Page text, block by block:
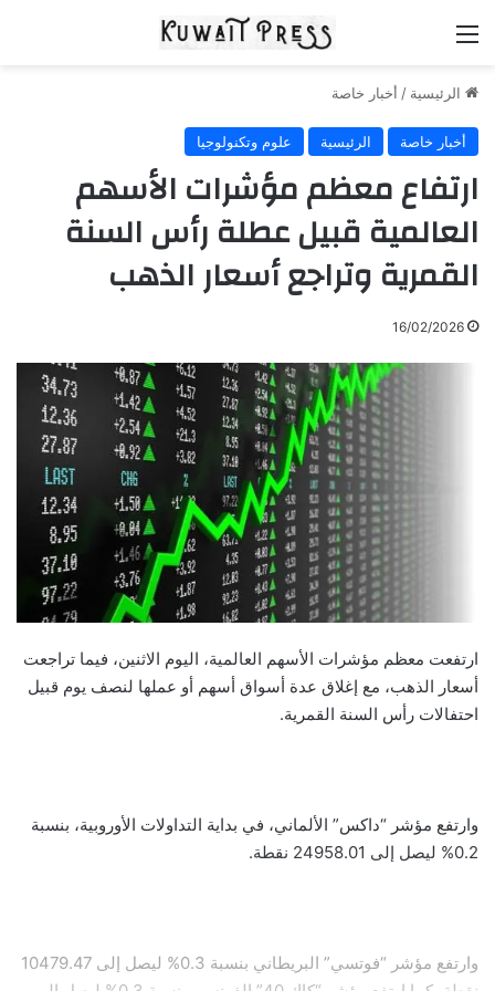
الرئيسية / أخبار خاصة
أخبار خاصة الرئيسية علوم وتكنولوجيا
ارتفاع معظم مؤشرات الأسهم
العالمية قبيل عطلة رأس السنة
القمرية وتراجع أسعار الذهب
16/02/2026
ارتفعت معظم مؤشرات الأسهم العالمية، اليوم الاثنين، فيما تراجعت
أسعار الذهب، مع إغلاق عدة أسواق أسهم أو عملها لنصف يوم قبيل
احتفالات رأس السنة القمرية.
وارتفع مؤشر “داكس” الألماني، في بداية التداولات الأوروبية، بنسبة
0.2% ليصل إلى 24958.01 نقطة.
وارتفع مؤشر “فوتسي” البريطاني بنسبة 0.3% ليصل إلى 10479.47